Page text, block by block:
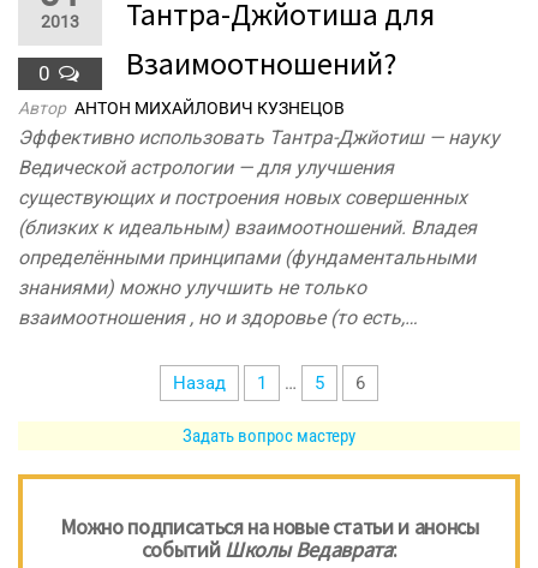
2013
0
Тантра-Джйотиша для
Взаимоотношений?
Автор АНТОН МИХАЙЛОВИЧ КУЗНЕЦОВ
Эффективно использовать Тантра-Джйотиш — науку
Ведической астрологии — для улучшения
существующих и построения новых совершенных
(близких к идеальным) взаимоотношений. Владея
определёнными принципами (фундаментальными
знаниями) можно улучшить не только
взаимоотношения , но и здоровье (то есть,…
Пагинация
записей
Назад 1 … 5 6
Задать вопрос мастеру
Можно подписаться на новые статьи и анонсы
событийШколы Ведаврата: